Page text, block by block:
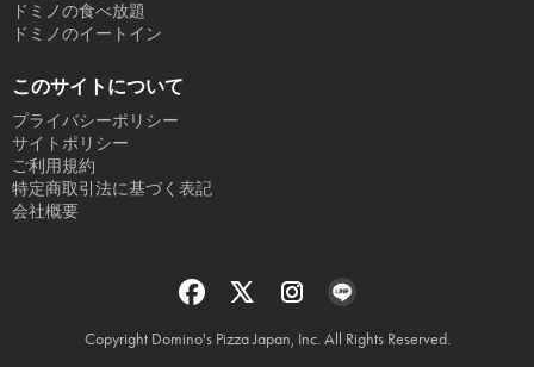
ドミノの食べ放題
ドミノのイートイン
このサイトについて
プライバシーポリシー
サイトポリシー
ご利用規約
特定商取引法に基づく表記
会社概要
Copyright Domino's Pizza Japan, Inc. All Rights Reserved.